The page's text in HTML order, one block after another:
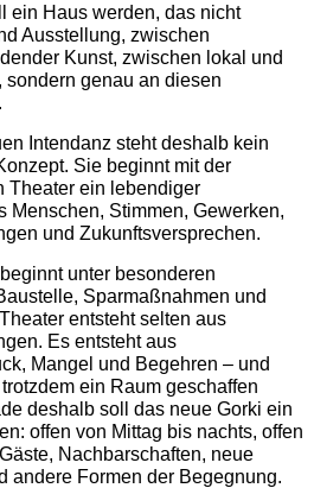
ein Haus werden, das nicht
Ausstellung, zwischen
Kunst, zwischen lokal und
sondern genau an diesen
Intendanz steht deshalb kein
Sie beginnt mit der
Theater ein lebendiger
Menschen, Stimmen, Gewerken,
und Zukunftsversprechen.
unter besonderen
Sparmaßnahmen und
entsteht selten aus
Es entsteht aus
Mangel und Begehren – und
ein Raum geschaffen
deshalb soll das neue Gorki ein
offen von Mittag bis nachts, offen
Nachbarschaften, neue
andere Formen der Begegnung.